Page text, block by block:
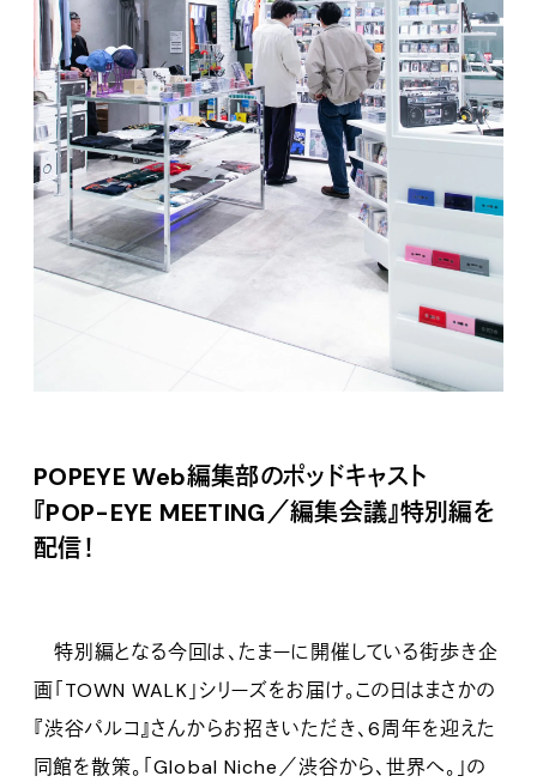
POPEYE Web編集部のポッドキャスト
『POP-EYE MEETING／編集会議』特別編を
配信！
特別編となる今回は、たまーに開催している街歩き企
画「TOWN WALK」シリーズをお届け。この日はまさかの
『渋谷パルコ』さんからお招きいただき、6周年を迎えた
同館を散策。「Global Niche／渋谷から、世界へ。」の